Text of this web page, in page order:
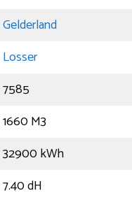
Gelderland
Losser
7585
1660 M3
32900 kWh
7.40 dH